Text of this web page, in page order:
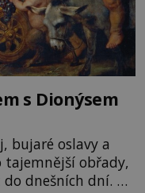
s Dionýsem
bujaré oslavy a
tajemnější obřady,
dnešních dní. Co